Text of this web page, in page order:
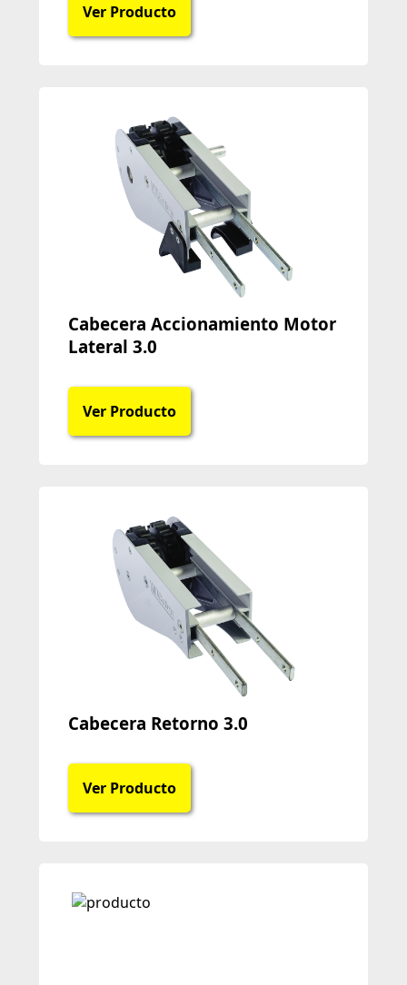
Ver Producto
Cabecera Accionamiento Motor
Lateral 3.0
Ver Producto
Cabecera Retorno 3.0
Ver Producto